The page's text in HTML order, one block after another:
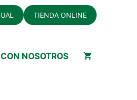
TIENDA ONLINE
NOSOTROS